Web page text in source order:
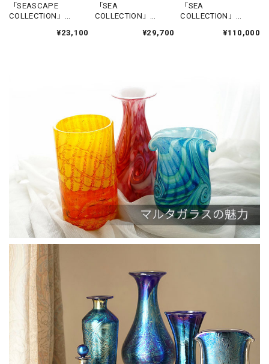
「SEASCAPE
COLLECTION」
¥23,100
「SEA
COLLECTION」
¥29,700
「SEA
COLLECTION」
GGANTIJA5¥110,000